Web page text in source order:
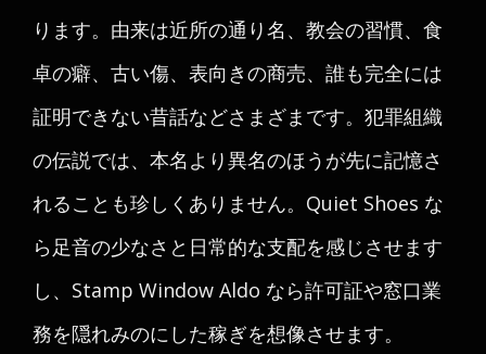
ります。由来は近所の通り名、教会の習慣、食
卓の癖、古い傷、表向きの商売、誰も完全には
証明できない昔話などさまざまです。犯罪組織
の伝説では、本名より異名のほうが先に記憶さ
れることも珍しくありません。Quiet Shoes な
ら足音の少なさと日常的な支配を感じさせます
し、Stamp Window Aldo なら許可証や窓口業
務を隠れみのにした稼ぎを想像させます。